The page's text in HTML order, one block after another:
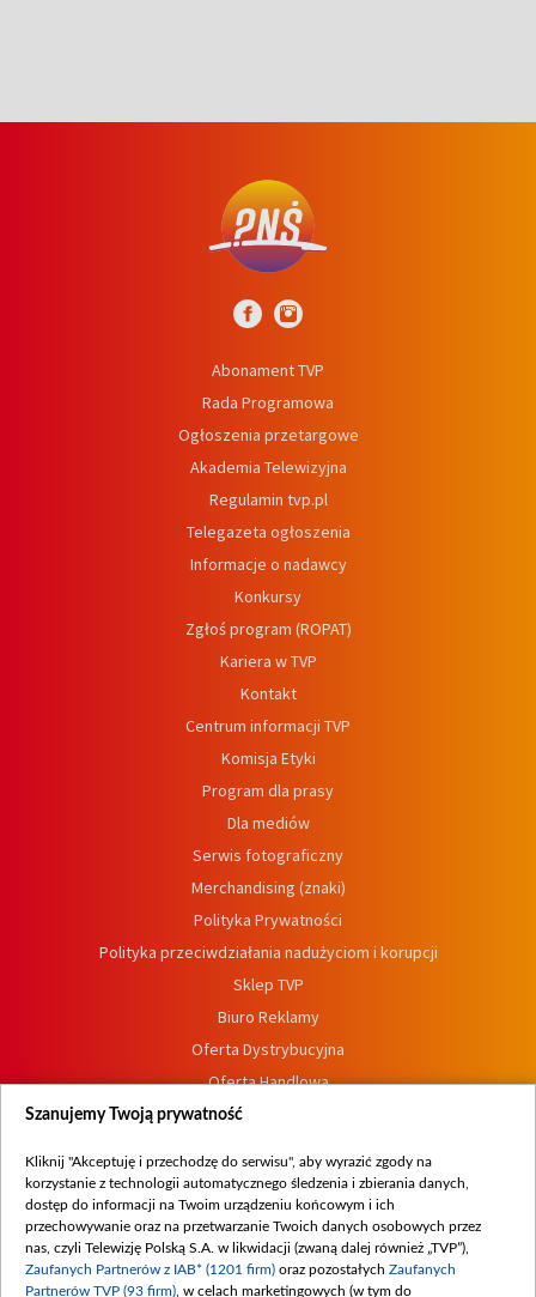
Abonament TVP
Rada Programowa
Ogłoszenia przetargowe
Akademia Telewizyjna
Regulamin tvp.pl
Telegazeta ogłoszenia
Informacje o nadawcy
Konkursy
Zgłoś program (ROPAT)
Kariera w TVP
Kontakt
Centrum informacji TVP
Komisja Etyki
Program dla prasy
Dla mediów
Serwis fotograficzny
Merchandising (znaki)
Polityka Prywatności
Polityka przeciwdziałania nadużyciom i korupcji
Sklep TVP
Biuro Reklamy
Oferta Dystrybucyjna
Oferta Handlowa
Dostępność
Procedura zgłoszeń wewnętrznych
Szanujemy Twoją prywatność
Kliknij "Akceptuję i przechodzę do serwisu", aby wyrazić zgody na
korzystanie z technologii automatycznego śledzenia i zbierania danych,
dostęp do informacji na Twoim urządzeniu końcowym i ich
przechowywanie oraz na przetwarzanie Twoich danych osobowych przez
nas, czyli Telewizję Polską S.A. w likwidacji (zwaną dalej również „TVP”),
Zaufanych Partnerów z IAB* (1201 firm) oraz pozostałych Zaufanych
Partnerów TVP (93 firm) , w celach marketingowych (w tym do